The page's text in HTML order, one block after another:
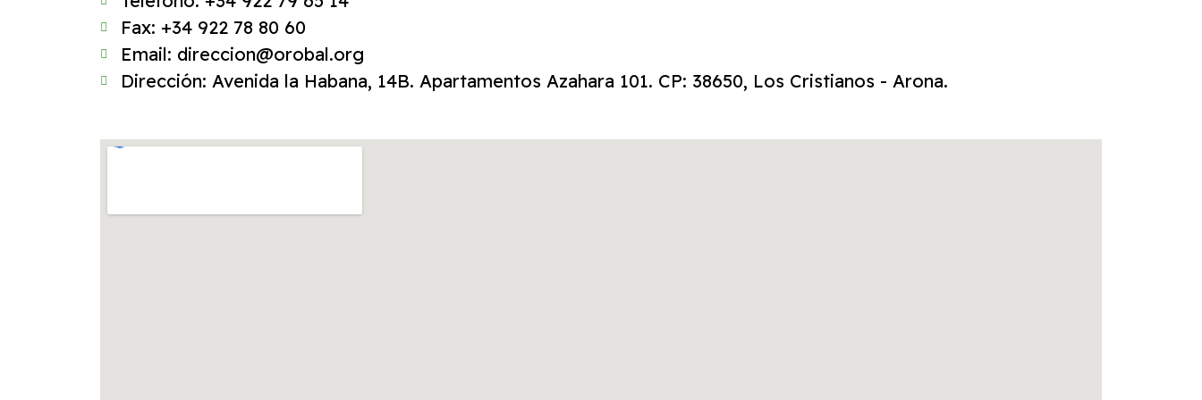
Fax: +34 922 78 80 60
Email: direccion@orobal.org
Dirección: Avenida la Habana, 14B. Apartamentos Azahara 101. CP: 38650, Los Cristianos - Arona.